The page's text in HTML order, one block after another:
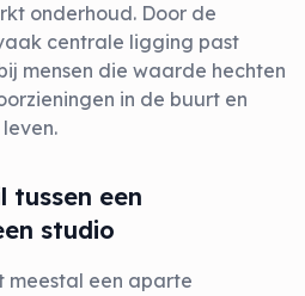
onderhoud. Door de
centrale ligging past
mensen die waarde hechten
in de buurt en
tussen een
studio
meestal een aparte